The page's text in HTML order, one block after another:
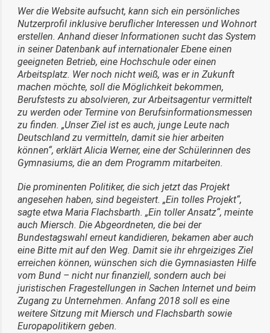
Wer die Website aufsucht, kann sich ein persönliches
Nutzerprofil inklusive beruflicher Interessen und Wohnort
erstellen. Anhand dieser Informationen sucht das System
in seiner Datenbank auf internationaler Ebene einen
geeigneten Betrieb, eine Hochschule oder einen
Arbeitsplatz. Wer noch nicht weiß, was er in Zukunft
machen möchte, soll die Möglichkeit bekommen,
Berufstests zu absolvieren, zur Arbeitsagentur vermittelt
zu werden oder Termine von Berufsinformationsmessen
zu finden. „Unser Ziel ist es auch, junge Leute nach
Deutschland zu vermitteln, damit sie hier arbeiten
können“, erklärt Alicia Werner, eine der Schülerinnen des
Gymnasiums, die an dem Programm mitarbeiten.
Die prominenten Politiker, die sich jetzt das Projekt
angesehen haben, sind begeistert. „Ein tolles Projekt“,
sagte etwa Maria Flachsbarth. „Ein toller Ansatz“, meinte
auch Miersch. Die Abgeordneten, die bei der
Bundestagswahl erneut kandidieren, bekamen aber auch
eine Bitte mit auf den Weg. Damit sie ihr ehrgeiziges Ziel
erreichen können, wünschen sich die Gymnasiasten Hilfe
vom Bund – nicht nur finanziell, sondern auch bei
juristischen Fragestellungen in Sachen Internet und beim
Zugang zu Unternehmen. Anfang 2018 soll es eine
weitere Sitzung mit Miersch und Flachsbarth sowie
Europapolitikern geben.